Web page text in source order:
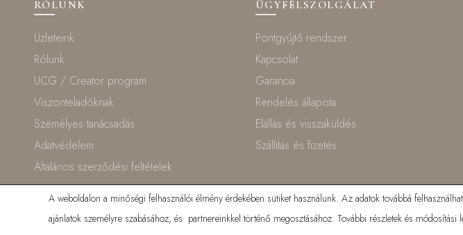
RÓLUNK
Üzleteink
Rólunk
UCG / Creator program
Viszonteladóknak
Személyes tanácsadás
Adatvédelem
Általános szerződési feltételek
ÜGYFÉLSZOLGÁLAT
Pontgyűjtő rendszer
Kapcsolat
Garancia
Rendelés állapota
Elállás és visszaküldés
Szállítás és fizetés
A weboldalon a minőségi felhasználói élmény érdekében sütiket használunk. Az adatok továbbá
ajánlatok személyre szabásához, és partnereinkkel történő megosztásához. További részletek és módosítási